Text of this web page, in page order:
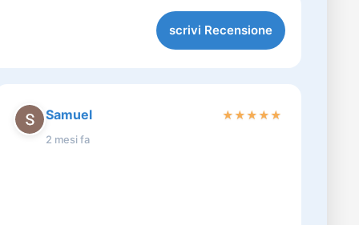
scrivi Recensione
Samuel
2 mesi fa
★★★★★